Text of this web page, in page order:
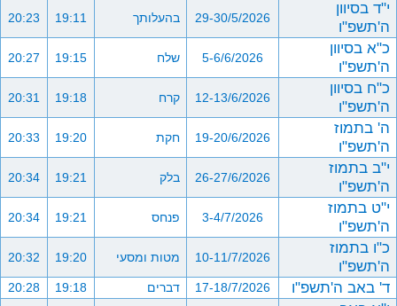
י"ד בסיוון
ה'תשפ"ו
29-30/5/2026 בהעלותך 19:11
20:23
כ"א בסיוון
ה'תשפ"ו
5-6/6/2026 שלח 19:15
20:27
כ"ח בסיוון
ה'תשפ"ו
12-13/6/2026 קרח 19:18
20:31
ה' בתמוז
ה'תשפ"ו
19-20/6/2026 חקת 19:20
20:33
י"ב בתמוז
ה'תשפ"ו
26-27/6/2026 בלק 19:21
20:34
י"ט בתמוז
ה'תשפ"ו
3-4/7/2026 פנחס 19:21
20:34
כ"ו בתמוז
ה'תשפ"ו
10-11/7/2026 מטות ומסעי 19:20
20:32
ד' באב ה'תשפ"ו 17-18/7/2026 דברים 19:18
20:28